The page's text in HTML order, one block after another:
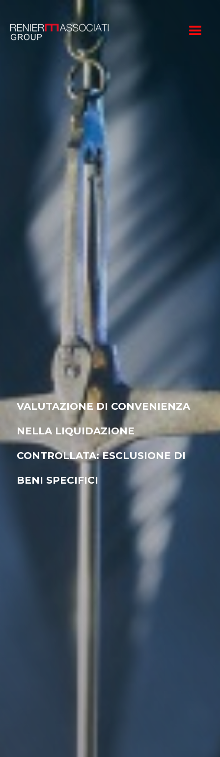
VALUTAZIONE DI CONVENIENZA
NELLA LIQUIDAZIONE
CONTROLLATA: ESCLUSIONE DI
BENI SPECIFICI